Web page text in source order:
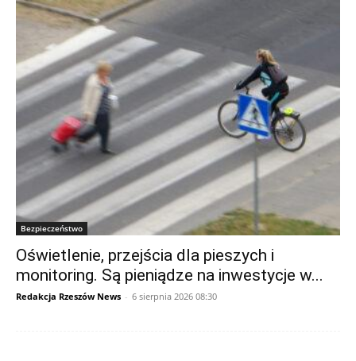
Bezpieczeństwo
Oświetlenie, przejścia dla pieszych i
monitoring. Są pieniądze na inwestycje w...
Redakcja Rzeszów News - 6 sierpnia 2026 08:30